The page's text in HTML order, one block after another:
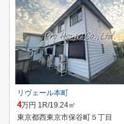
リヴェール本町
4万円 1R/19.24㎡
東京都西東京市保谷町５丁目